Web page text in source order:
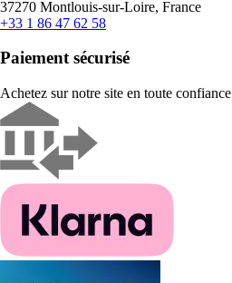
37270 Montlouis-sur-Loire, France
+33 1 86 47 62 58
Paiement sécurisé
Achetez sur notre site en toute confiance